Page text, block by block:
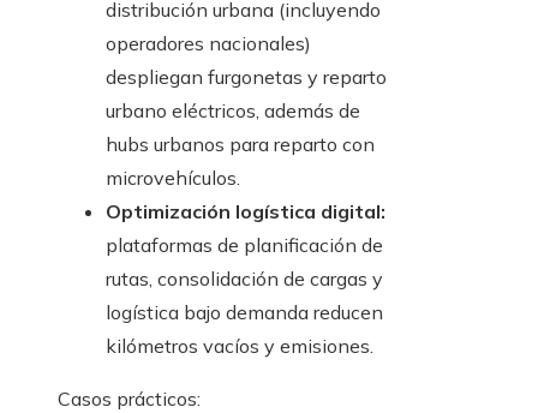
distribución urbana (incluyendo
operadores nacionales)
despliegan furgonetas y reparto
urbano eléctricos, además de
hubs urbanos para reparto con
microvehículos.
Optimización logística digital:
plataformas de planificación de
rutas, consolidación de cargas y
logística bajo demanda reducen
kilómetros vacíos y emisiones.
Casos prácticos: